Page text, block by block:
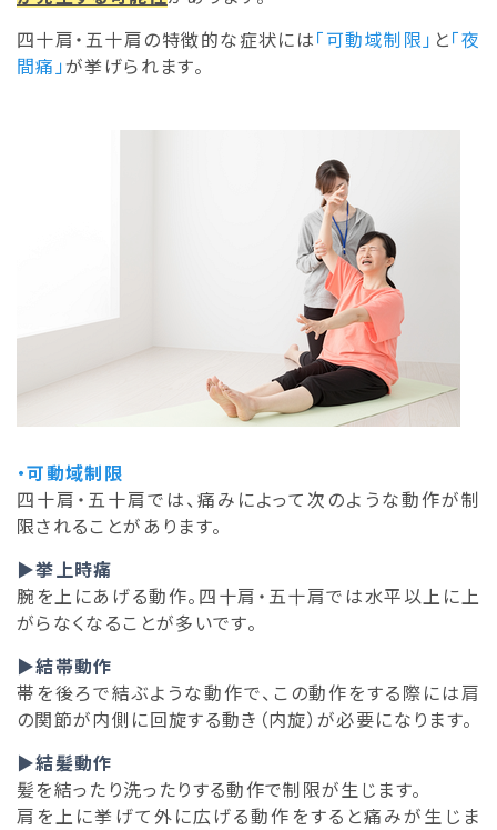
四十肩・五十肩の特徴的な症状には「可動域制限」 と「夜
間痛」が挙げられます。
・可動域制限
四十肩・五十肩では、痛みによって次のような動作が制
限されることがあります。
▶挙上時痛
腕を上にあげる動作。四十肩・五十肩では水平以上に上
がらなくなることが多いです。
▶結帯動作
帯を後ろで結ぶような動作で、この動作をする際には肩
の関節が内側に回旋する動き（内旋）が必要になります。
▶結髪動作
髪を結ったり洗ったりする動作で制限が生じます。
肩を上に挙げて外に広げる動作をすると痛みが生じま